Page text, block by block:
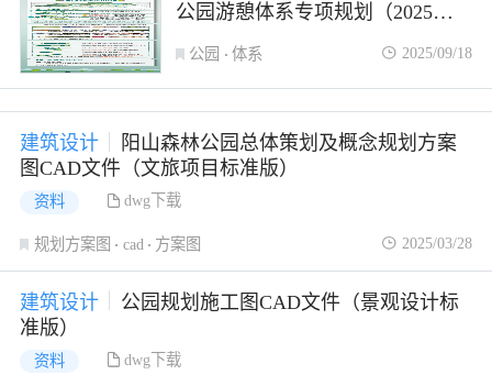
公园游憩体系专项规划（2025—
公园 体系 2025/09/18
建筑设计
阳山森林公园总体策划及概念规划方案
图CAD文件（文旅项目标准版）
资料 dwg下载
规划方案图 cad 方案图 2025/03/28
建筑设计
公园规划施工图CAD文件（景观设计标
准版）
资料 dwg下载